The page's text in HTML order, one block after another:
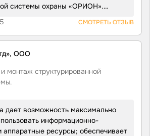
системы охраны «ОРИОН».
Государственными нормативами
Государственного
СМОТРЕТЬ ОТЗЫВ
ООО
монтаж структурированной
дает возможность максимально
информационно-
ресурсы; обеспечивает